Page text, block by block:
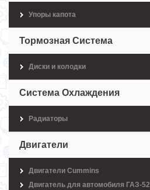
Упоры капота
Тормозная Система
Диски и колодки
Система Охлаждения
Радиаторы
Двигатели
Двигатели Cummins
Двигатель для автомобиля ГАЗ-52